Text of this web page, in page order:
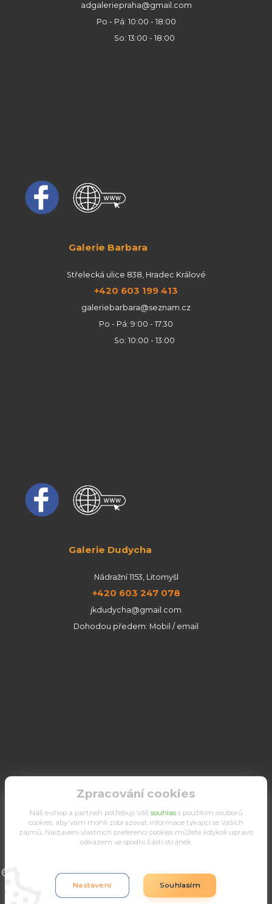
adgaleriepraha@gmail.com
Po - Pá: 10:00 - 18:00
So: 13:00 - 18:00
Galerie Barbara
Střelecká ulice 838, Hradec Králové
+420 603 199 413
galeriebarbara@seznam.cz
Po - Pá: 9:00 - 17:30
So: 10:00 - 13:00
Galerie Dudycha
Nádražní 1153, Litomyšl
+420 603 247 078
jkdudycha@gmail.com
Dohodou předem: Mobil / email
Upravit sběr cookies.
Zpracování cookies
Náš e-shop a partneři potřebují Váš souhlass použitím souborů
cookies, aby Vám mohli zobrazovat informace týkající se Vašich
zájmů. Nastavení vlastních preferencí cookies můžete kdykoli upravit
odkazem ve spodní části stránek.
Nastavení Souhlasím